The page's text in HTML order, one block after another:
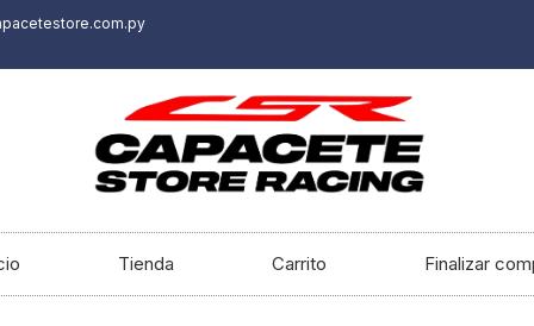
Tienda Carrito Finalizar